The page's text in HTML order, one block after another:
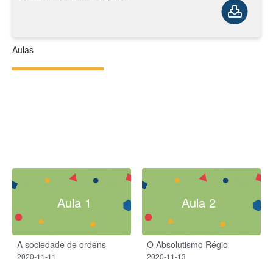
Aulas
Aula 1
A sociedade de ordens
2020-11-11
Aula 2
O Absolutismo Régio​
2020-11-13